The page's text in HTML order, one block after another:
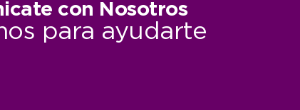
con Nosotros
para ayudarte